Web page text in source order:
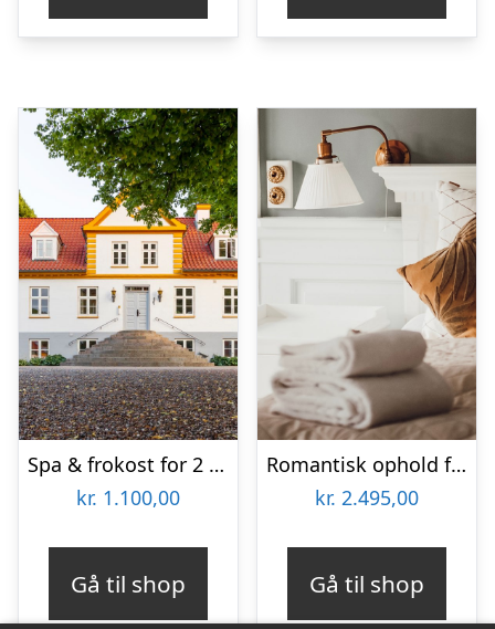
Spa & frokost for 2 hos Hotel BramslevGaard
kr. 1.100,00
Gå til shop
Romantisk ophold for 2 på Kragerup Gods
kr. 2.495,00
Gå til shop